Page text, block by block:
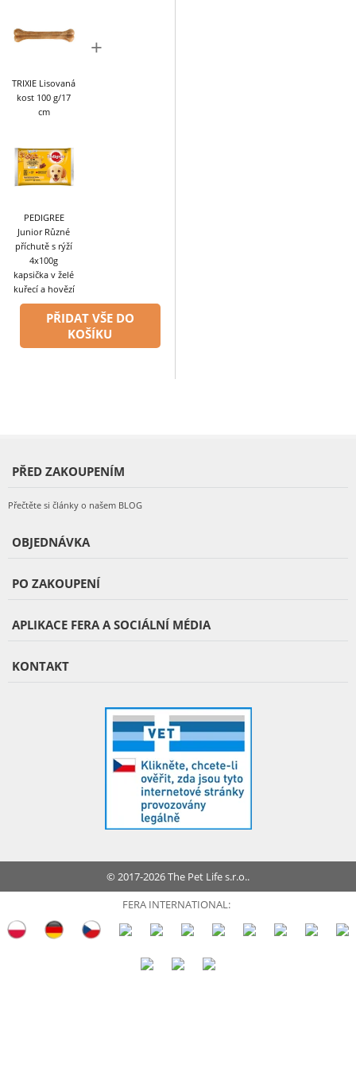
TRIXIE Lisovaná
kost 100 g/17
cm
+
PEDIGREE
Junior Různé
příchutě s rýží
4x100g
kapsička v želé
kuřecí a hovězí
PŘIDAT VŠE DO
KOŠÍKU
PŘED ZAKOUPENÍM
Přečtěte si články o našem BLOG
OBJEDNÁVKA
PO ZAKOUPENÍ
APLIKACE FERA A SOCIÁLNÍ MÉDIA
KONTAKT
© 2017-2026 The Pet Life s.r.o..
FERA INTERNATIONAL: